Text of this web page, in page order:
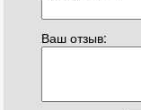
Ваш отзыв: